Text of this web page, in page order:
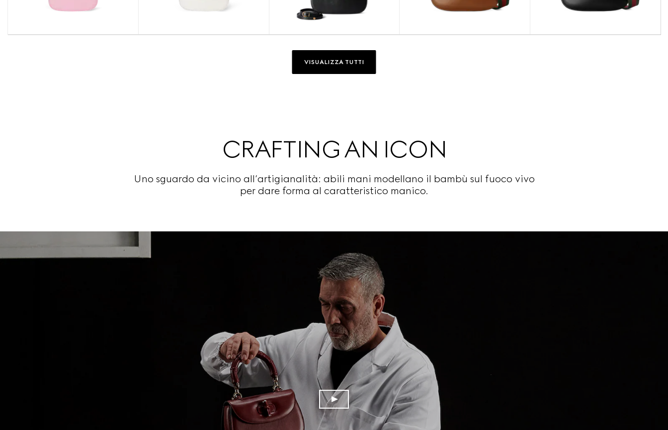
VISUALIZZA TUTTI
CRAFTING AN ICON
Uno sguardo da vicino all’artigianalità: abili mani modellano il bambù sul fuoco vivo
per dare forma al caratteristico manico.